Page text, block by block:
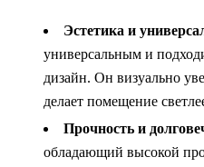
Эстетика и
универсальным и
дизайн. Он визуально
делает помещение
Прочность и
обладающий высокой